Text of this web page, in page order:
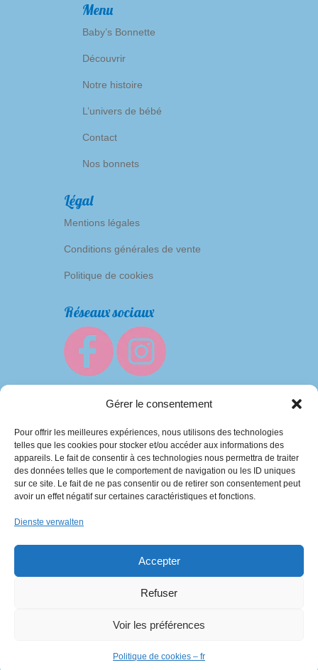
Gérer le consentement
Pour offrir les meilleures expériences, nous utilisons des technologies
telles que les cookies pour stocker et/ou accéder aux informations des
appareils. Le fait de consentir à ces technologies nous permettra de traiter
des données telles que le comportement de navigation ou les ID uniques
sur ce site. Le fait de ne pas consentir ou de retirer son consentement peut
avoir un effet négatif sur certaines caractéristiques et fonctions.
Dienste verwalten
Accepter
Refuser
Voir les préférences
Politique de cookies – fr
Menu
Baby’s Bonnette
Découvrir
Notre histoire
L’univers de bébé
Contact
Nos bonnets
Légal
Mentions légales
Conditions générales de vente
Politique de cookies
Réseaux sociaux
Baby’s Bonnette 2013-2026 | Intégration